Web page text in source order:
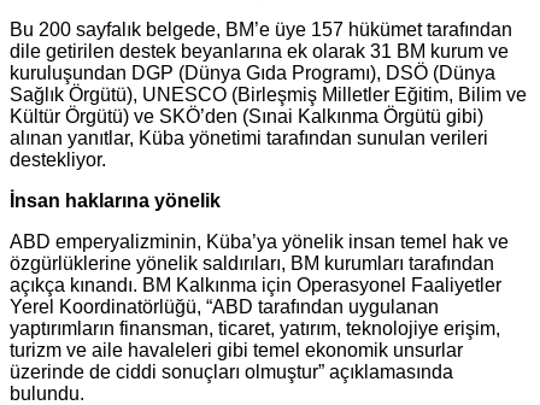
Bu 200 sayfalık belgede, BM’e üye 157 hükümet tarafından
dile getirilen destek beyanlarına ek olarak 31 BM kurum ve
kuruluşundan DGP (Dünya Gıda Programı), DSÖ (Dünya
Sağlık Örgütü), UNESCO (Birleşmiş Milletler Eğitim, Bilim ve
Kültür Örgütü) ve SKÖ’den (Sınai Kalkınma Örgütü gibi)
alınan yanıtlar, Küba yönetimi tarafından sunulan verileri
destekliyor.
İnsan haklarına yönelik
ABD emperyalizminin, Küba’ya yönelik insan temel hak ve
özgürlüklerine yönelik saldırıları, BM kurumları tarafından
açıkça kınandı. BM Kalkınma için Operasyonel Faaliyetler
Yerel Koordinatörlüğü, “ABD tarafından uygulanan
yaptırımların finansman, ticaret, yatırım, teknolojiye erişim,
turizm ve aile havaleleri gibi temel ekonomik unsurlar
üzerinde de ciddi sonuçları olmuştur” açıklamasında
bulundu.